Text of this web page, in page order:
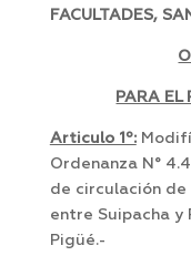
FACULTADES,
PARA EL
Articulo 1º:
Ordenanza N°
de circulación de
entre Suipacha y
Pigüé.-